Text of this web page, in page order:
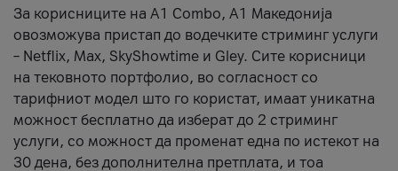
За корисниците на A1 Combo, А1 Македонија
овозможува пристап до водечките стриминг услуги
– Netflix, Max, SkyShowtime и Gley. Сите корисници
на тековното портфолио, во согласност со
тарифниот модел што го користат, имаат уникатна
можност бесплатно да изберат до 2 стриминг
услуги, со можност да променат една по истекот на
30 дена, без дополнителна претплата, и тоа